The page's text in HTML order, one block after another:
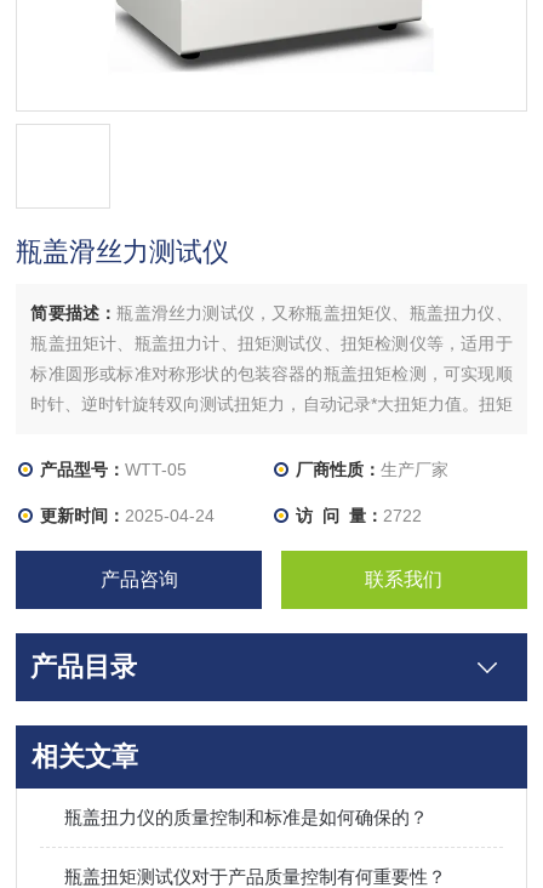
瓶盖滑丝力测试仪
简要描述：瓶盖滑丝力测试仪，又称瓶盖扭矩仪、瓶盖扭力仪、
瓶盖扭矩计、瓶盖扭力计、扭矩测试仪、扭矩检测仪等，适用于
标准圆形或标准对称形状的包装容器的瓶盖扭矩检测，可实现顺
时针、逆时针旋转双向测试扭矩力，自动记录*大扭矩力值。扭矩
产品型号：WTT-05 厂商性质： 生产厂家
更新时间： 2025-04-24 访 问 量： 2722
产品咨询 联系我们
产品目录
相关文章
瓶盖扭力仪的质量控制和标准是如何确保的？
瓶盖扭矩测试仪对于产品质量控制有何重要性？